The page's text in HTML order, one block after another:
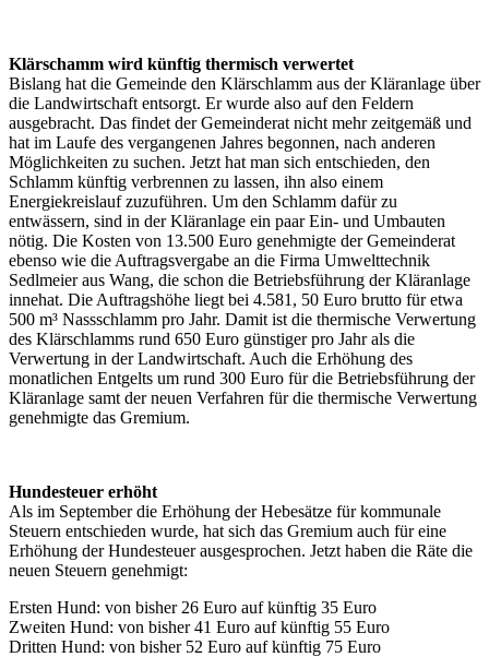
Klärschamm wird künftig thermisch verwertet
Bislang hat die Gemeinde den Klärschlamm aus der Kläranlage über
die Landwirtschaft entsorgt. Er wurde also auf den Feldern
ausgebracht. Das findet der Gemeinderat nicht mehr zeitgemäß und
hat im Laufe des vergangenen Jahres begonnen, nach anderen
Möglichkeiten zu suchen. Jetzt hat man sich entschieden, den
Schlamm künftig verbrennen zu lassen, ihn also einem
Energiekreislauf zuzuführen. Um den Schlamm dafür zu
entwässern, sind in der Kläranlage ein paar Ein- und Umbauten
nötig. Die Kosten von 13.500 Euro genehmigte der Gemeinderat
ebenso wie die Auftragsvergabe an die Firma Umwelttechnik
Sedlmeier aus Wang, die schon die Betriebsführung der Kläranlage
innehat. Die Auftragshöhe liegt bei 4.581, 50 Euro brutto für etwa
500 m³ Nassschlamm pro Jahr. Damit ist die thermische Verwertung
des Klärschlamms rund 650 Euro günstiger pro Jahr als die
Verwertung in der Landwirtschaft. Auch die Erhöhung des
monatlichen Entgelts um rund 300 Euro für die Betriebsführung der
Kläranlage samt der neuen Verfahren für die thermische Verwertung
genehmigte das Gremium.
Hundesteuer erhöht
Als im September die Erhöhung der Hebesätze für kommunale
Steuern entschieden wurde, hat sich das Gremium auch für eine
Erhöhung der Hundesteuer ausgesprochen. Jetzt haben die Räte die
neuen Steuern genehmigt:
Ersten Hund: von bisher 26 Euro auf künftig 35 Euro
Zweiten Hund: von bisher 41 Euro auf künftig 55 Euro
Dritten Hund: von bisher 52 Euro auf künftig 75 Euro